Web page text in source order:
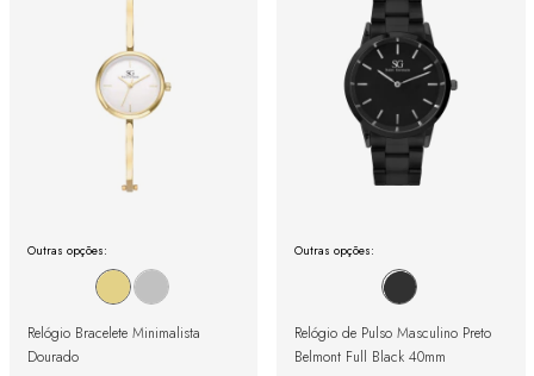
Outras opções:
Relógio Bracelete Minimalista
Dourado
Outras opções:
Relógio de Pulso Masculino Preto
Belmont Full Black 40mm